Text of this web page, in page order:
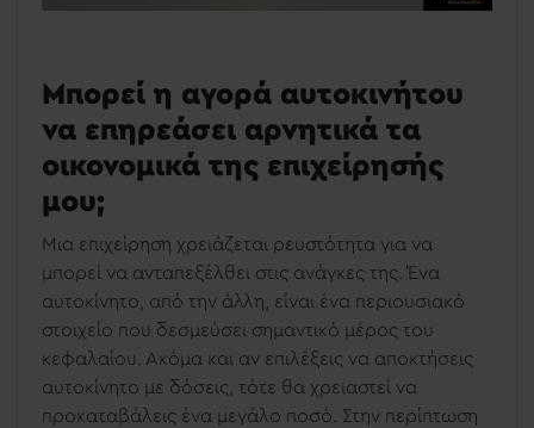
Μπορεί η αγορά αυτοκινήτου
να επηρεάσει αρνητικά τα
οικονομικά της επιχείρησής
μου;
Μια επιχείρηση χρειάζεται ρευστότητα για να
μπορεί να ανταπεξέλθει στις ανάγκες της. Ένα
αυτοκίνητο, από την άλλη, είναι ένα περιουσιακό
στοιχείο που δεσμεύσει σημαντικό μέρος του
κεφαλαίου. Ακόμα και αν επιλέξεις να αποκτήσεις
αυτοκίνητο με δόσεις, τότε θα χρειαστεί να
προκαταβάλεις ένα μεγάλο ποσό. Στην περίπτωση